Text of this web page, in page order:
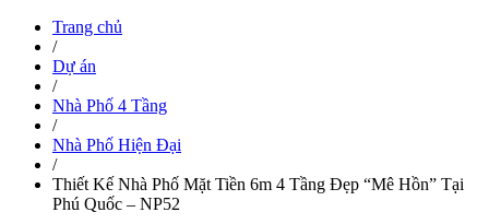
Trang chủ
/
Dự án
/
Nhà Phố 4 Tầng
/
Nhà Phố Hiện Đại
/
Thiết Kế Nhà Phố Mặt Tiền 6m 4 Tầng Đẹp “Mê Hồn” Tại
Phú Quốc – NP52